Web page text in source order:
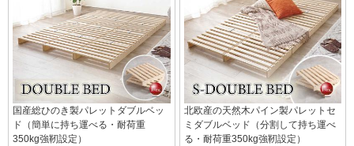
国産総ひのき製パレットダブルベッ
ド（簡単に持ち運べる・耐荷重
350kg強靭設定）
北欧産の天然木パイン製パレットセ
ミダブルベッド（分割して持ち運べ
る・耐荷重350kg強靭設定）